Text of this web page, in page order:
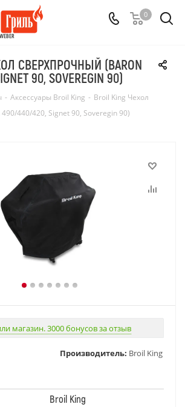
0
СВЕРХПРОЧНЫЙ (BARON
90, SOVEREGIN 90)
- Аксессуары Broil King - Broil King Чехол
440/420, Signet 90, Soveregin 90)
магазин. 3000 бонусов за отзыв
Производитель: Broil King
Broil King